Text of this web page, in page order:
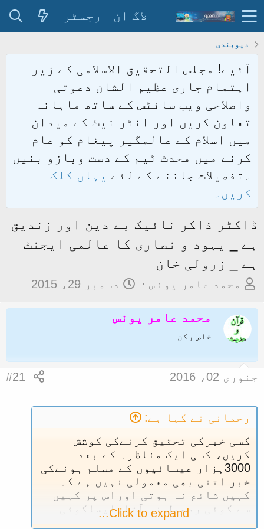
لاگ ان رجسٹر
دیوبندی
آئیے! مجلس التحقیق الاسلامی کے زیر
اہتمام جاری عظیم الشان دعوتی
واصلاحی ویب سائٹس کے ساتھ ماہانہ
تعاون کریں اور انٹر نیٹ کے میدان
میں اسلام کے عالمگیر پیغام کو عام
کرنے میں محدث ٹیم کے دست وبازو بنیں
۔تفصیلات جاننے کے لئے یہاں کلک
کریں۔
ڈاکٹر ذاکر نائیک بے دین اور زندیق
ہے _ یہود و نصاری کا عالمی ایجنٹ
ہے _ زرولی خان
م
ض
و
ک
ا
غ
ز
ک
ر
ن
محمد عامر یونس
ت
ر
آ
دسمبر 29، 2015
محمد عامر یونس
خاص رکن
جنوری 02، 2016 #21
رحمانی نے کہا ہے:
کسی خبرکی تحقیق کرنےکی کوشش
کریں، کسی ایک مناظرہ کے بعد
3000ہزار عیسائیوں کے مسلم ہونےکی
خبر اتنی بھی معمولی نہیں ہے کہ
کہیں شائع نہ ہوتی اوراس پر کہیں
سے کوئی ردعمل نہ آتا،ایساکوئی
واقعہ پیش نہیں آیاہے کہ کسی ایک
Click to expand...